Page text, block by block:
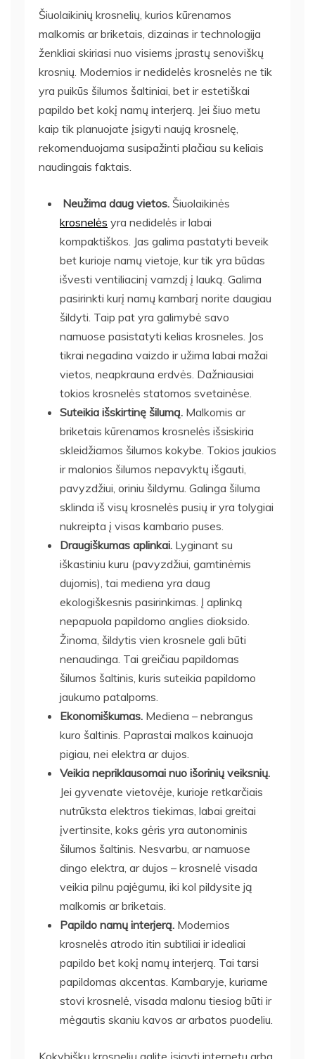
Šiuolaikinių krosnelių, kurios kūrenamos
malkomis ar briketais, dizainas ir technologija
ženkliai skiriasi nuo visiems įprastų senoviškų
krosnių. Modernios ir nedidelės krosnelės ne tik
yra puikūs šilumos šaltiniai, bet ir estetiškai
papildo bet kokį namų interjerą. Jei šiuo metu
kaip tik planuojate įsigyti naują krosnelę,
rekomenduojama susipažinti plačiau su keliais
naudingais faktais.
Neužima daug vietos. Šiuolaikinės
krosnelės yra nedidelės ir labai
kompaktiškos. Jas galima pastatyti beveik
bet kurioje namų vietoje, kur tik yra būdas
išvesti ventiliacinį vamzdį į lauką. Galima
pasirinkti kurį namų kambarį norite daugiau
šildyti. Taip pat yra galimybė savo
namuose pasistatyti kelias krosneles. Jos
tikrai negadina vaizdo ir užima labai mažai
vietos, neapkrauna erdvės. Dažniausiai
tokios krosnelės statomos svetainėse.
Suteikia išskirtinę šilumą. Malkomis ar
briketais kūrenamos krosnelės išsiskiria
skleidžiamos šilumos kokybe. Tokios jaukios
ir malonios šilumos nepavyktų išgauti,
pavyzdžiui, oriniu šildymu. Galinga šiluma
sklinda iš visų krosnelės pusių ir yra tolygiai
nukreipta į visas kambario puses.
Draugiškumas aplinkai. Lyginant su
iškastiniu kuru (pavyzdžiui, gamtinėmis
dujomis), tai mediena yra daug
ekologiškesnis pasirinkimas. Į aplinką
nepapuola papildomo anglies dioksido.
Žinoma, šildytis vien krosnele gali būti
nenaudinga. Tai greičiau papildomas
šilumos šaltinis, kuris suteikia papildomo
jaukumo patalpoms.
Ekonomiškumas. Mediena – nebrangus
kuro šaltinis. Paprastai malkos kainuoja
pigiau, nei elektra ar dujos.
Veikia nepriklausomai nuo išorinių veiksnių.
Jei gyvenate vietovėje, kurioje retkarčiais
nutrūksta elektros tiekimas, labai greitai
įvertinsite, koks gėris yra autonominis
šilumos šaltinis. Nesvarbu, ar namuose
dingo elektra, ar dujos – krosnelė visada
veikia pilnu pajėgumu, iki kol pildysite ją
malkomis ar briketais.
Papildo namų interjerą. Modernios
krosnelės atrodo itin subtiliai ir idealiai
papildo bet kokį namų interjerą. Tai tarsi
papildomas akcentas. Kambaryje, kuriame
stovi krosnelė, visada malonu tiesiog būti ir
mėgautis skaniu kavos ar arbatos puodeliu.